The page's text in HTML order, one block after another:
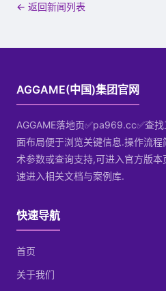
← 返回新闻列表
AGGAME(中国)集团官网
AGGAME落地页✅pa969.cc✅查
面布局便于浏览关键信息.操作流
术参数或查询支持,可进入官方版
速进入相关文档与案例库.
快速导航
首页
关于我们